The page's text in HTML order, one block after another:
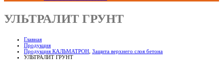
УЛЬТРАЛИТ ГРУНТ
Главная
Продукция
Продукция КАЛЬМАТРОН Защита верхнего слоя бетона
УЛЬТРАЛИТ ГРУНТ